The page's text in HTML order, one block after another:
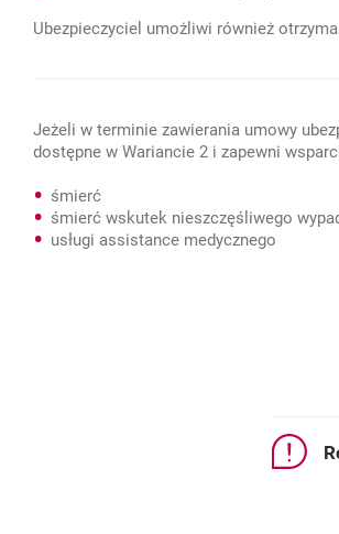
Ubezpieczyciel umożliwi również
Jeżeli w terminie zawierania umowy
dostępne w Wariancie 2 i zapewni
śmierć
śmierć wskutek nieszczęśliwego
usługi assistance medycznego